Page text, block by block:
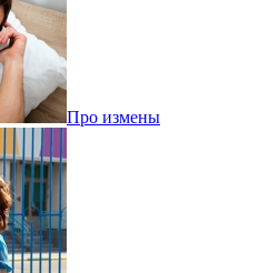
Про измены